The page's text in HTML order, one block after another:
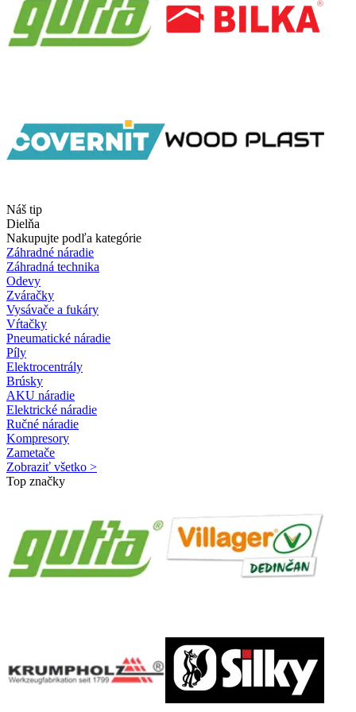
Náš tip
Dielňa
Nakupujte podľa kategórie
Záhradné náradie
Záhradná technika
Odevy
Zváračky
Vysávače a fukáry
Vŕtačky
Pneumatické náradie
Píly
Elektrocentrály
Brúsky
AKU náradie
Elektrické náradie
Ručné náradie
Kompresory
Zametače
Zobraziť všetko >
Top značky